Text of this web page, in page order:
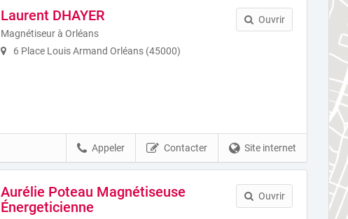
Laurent DHAYER
Magnétiseur à Orléans
6 Place Louis Armand Orléans (45000)
Ouvrir
Site internet
Contacter
Appeler
Aurélie Poteau Magnétiseuse
Énergeticienne
Ouvrir